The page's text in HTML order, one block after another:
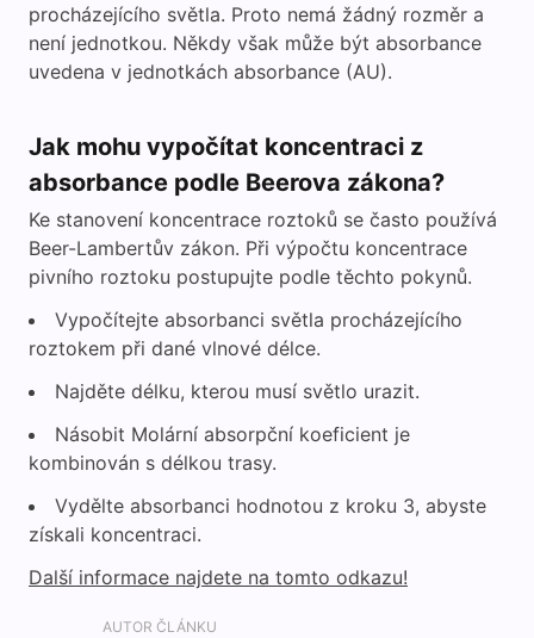
procházejícího světla. Proto nemá žádný rozměr a
není jednotkou. Někdy však může být absorbance
uvedena v jednotkách absorbance (AU).
Jak mohu vypočítat koncentraci z
absorbance podle Beerova zákona?
Ke stanovení koncentrace roztoků se často používá
Beer-Lambertův zákon. Při výpočtu koncentrace
pivního roztoku postupujte podle těchto pokynů.
Vypočítejte absorbanci světla procházejícího
roztokem při dané vlnové délce.
Najděte délku, kterou musí světlo urazit.
Násobit Molární absorpční koeficient je
kombinován s délkou trasy.
Vydělte absorbanci hodnotou z kroku 3, abyste
získali koncentraci.
Další informace najdete na tomto odkazu!
AUTOR ČLÁNKU